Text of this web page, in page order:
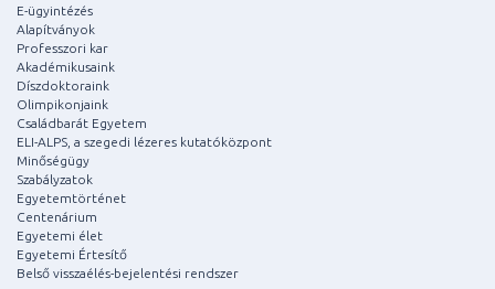
E-ügyintézés
Alapítványok
Professzori kar
Akadémikusaink
Díszdoktoraink
Olimpikonjaink
Családbarát Egyetem
ELI-ALPS, a szegedi lézeres kutatóközpont
Minőségügy
Szabályzatok
Egyetemtörténet
Centenárium
Egyetemi élet
Egyetemi Értesítő
Belső visszaélés-bejelentési rendszer